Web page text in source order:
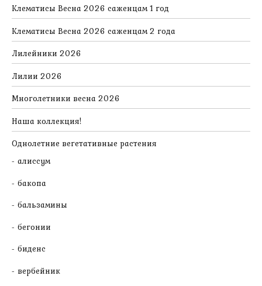
Клематисы Весна 2026 саженцам 1 год
Клематисы Весна 2026 саженцам 2 года
Лилейники 2026
Лилии 2026
Многолетники весна 2026
Наша коллекция!
Однолетние вегетативные растения
алиссум
бакопа
бальзамины
бегонии
биденс
вербейник